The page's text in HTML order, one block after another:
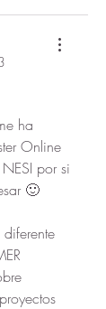
ha
Online
por si
🙂